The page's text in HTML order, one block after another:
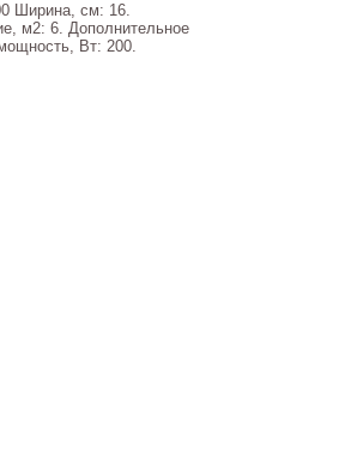
Ширина, см: 16.
м2: 6. Дополнительное
Вт: 200.